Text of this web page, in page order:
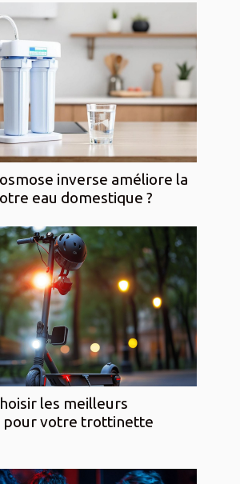
inverse améliore la
eau domestique ?
les meilleurs
pour votre trottinette